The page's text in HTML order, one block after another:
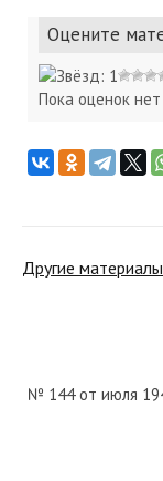
Оцените
Пока оценок нет
Другие
№ 144 от июля